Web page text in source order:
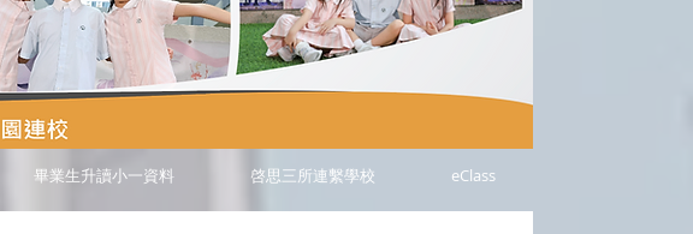
畢業生升讀小一資料 啓思三所連繫學校 eClass